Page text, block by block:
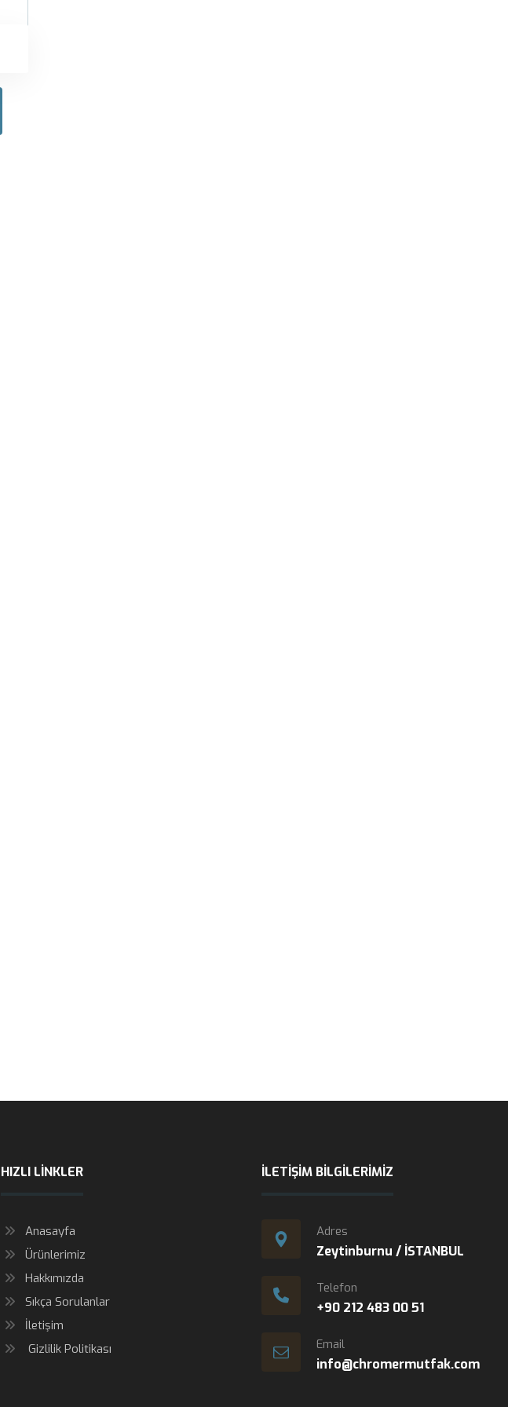
HIZLI LINKLER
Anasayfa
Ürünlerimiz
Hakkımızda
Sıkça Sorulanlar
İletişim
Gizlilik Politikası
İLETIŞIM BILGILERIMIZ
Adres
Zeytinburnu / İSTANBUL
Telefon
+90 212 483 00 51
Email
info@chromermutfak.com